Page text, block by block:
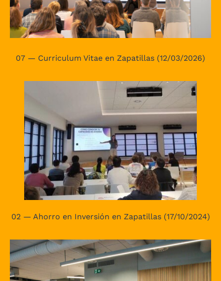
07 — Curriculum Vitae en Zapatillas (12/03/2026)
02 — Ahorro en Inversión en Zapatillas (17/10/2024)